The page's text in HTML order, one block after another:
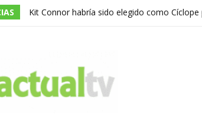
Kit Connor habría sido elegido como Cíclope